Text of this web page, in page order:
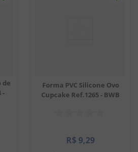
de
-
Forma PVC Silicone Ovo
Cupcake Ref.1265 - BWB
R$ 9,29